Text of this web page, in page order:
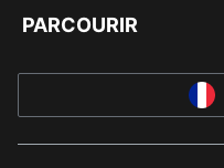
PARCOURIR